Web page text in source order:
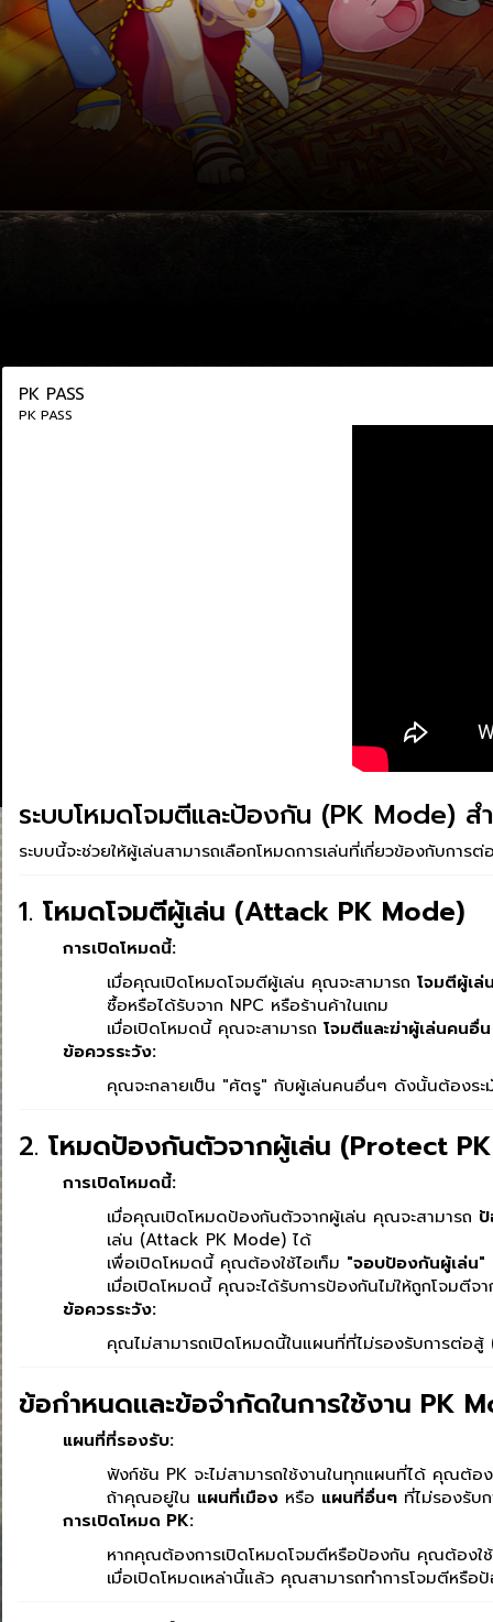
PK PASS
PK PASS
ระบบโหมดโจมตีและป้องกัน (PK Mode) ส
ระบบนี้จะช่วยให้ผู้เล่นสามารถเลือกโหมดการเล่นที่เกี่ยวข้องกับกา
1. โหมดโจมตีผู้เล่น (Attack PK Mode)
การเปิดโหมดนี้:
เมื่อคุณเปิดโหมดโจมตีผู้เล่น คุณจะสามารถ โจมตีผู้เ
ซื้อหรือได้รับจาก NPC หรือร้านค้าในเกม
เมื่อเปิดโหมดนี้ คุณจะสามารถ โจมตีและฆ่าผู้เล่นคนอื่น
ข้อควรระวัง:
คุณจะกลายเป็น "ศัตรู" กับผู้เล่นคนอื่นๆ ดังนั้นต้องระ
2. โหมดป้องกันตัวจากผู้เล่น (Protect
การเปิดโหมดนี้:
เมื่อคุณเปิดโหมดป้องกันตัวจากผู้เล่น คุณจะสามารถ
เล่น (Attack PK Mode) ได้
เพื่อเปิดโหมดนี้ คุณต้องใช้ไอเท็ม "จอบป้องกันผู้เล่น"
เมื่อเปิดโหมดนี้ คุณจะได้รับการป้องกันไม่ให้ถูกโจมตีจ
ข้อควรระวัง:
คุณไม่สามารถเปิดโหมดนี้ในแผนที่ที่ไม่รองรับการต่อสู้
ข้อกำหนดและข้อจำกัดในการใช้งาน PK
แผนที่ที่รองรับ:
ฟังก์ชัน PK จะไม่สามารถใช้งานในทุกแผนที่ได้ คุณต้
ถ้าคุณอยู่ใน แผนที่เมือง หรือ แผนที่อื่นๆ ที่ไม่รองรับ
การเปิดโหมด PK:
หากคุณต้องการเปิดโหมดโจมตีหรือป้องกัน คุณต้องใช้
เมื่อเปิดโหมดเหล่านี้แล้ว คุณสามารถทำการโจมตีหรื